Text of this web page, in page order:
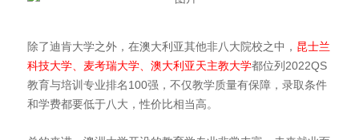
除了迪肯大学之外，在澳大利亚其他非八大院校之中， 昆士兰
科技大学、麦考瑞大学、澳大利亚天主教大学都位列2022QS
教育与培训专业排名100强，不仅教学质量有保障，录取条件
和学费都要低于八大，性价比相当高。